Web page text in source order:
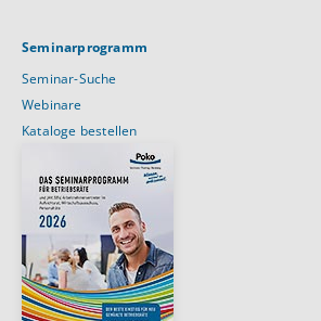
Seminarprogramm
Seminar-Suche
Webinare
Kataloge bestellen